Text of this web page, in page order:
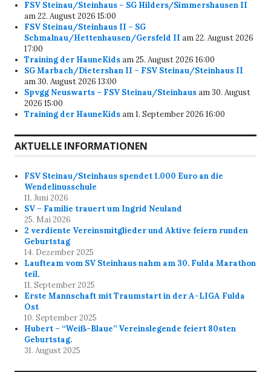
FSV Steinau/Steinhaus – SG Hilders/Simmershausen II
am 22. August 2026 15:00
FSV Steinau/Steinhaus II – SG
Schmalnau/Hettenhausen/Gersfeld II am 22. August 2026
17:00
Training der HauneKidsam 25. August 2026 16:00
SG Marbach/Dietershan II – FSV Steinau/Steinhaus II
am 30. August 2026 13:00
Spvgg Neuswarts – FSV Steinau/Steinhausam 30. August
2026 15:00
Training der HauneKidsam 1. September 2026 16:00
AKTUELLE INFORMATIONEN
FSV Steinau/Steinhaus spendet 1.000 Euro an die
Wendelinusschule
11. Juni 2026
SV – Familie trauert um Ingrid Neuland
25. Mai 2026
2 verdiente Vereinsmitglieder und Aktive feiern runden
Geburtstag
14. Dezember 2025
Laufteam vom SV Steinhaus nahm am 30. Fulda Marathon
teil.
11. September 2025
Erste Mannschaft mit Traumstart in der A-LIGA Fulda
Ost
10. September 2025
Hubert – “Weiß-Blaue” Vereinslegende feiert 80sten
Geburtstag.
31. August 2025